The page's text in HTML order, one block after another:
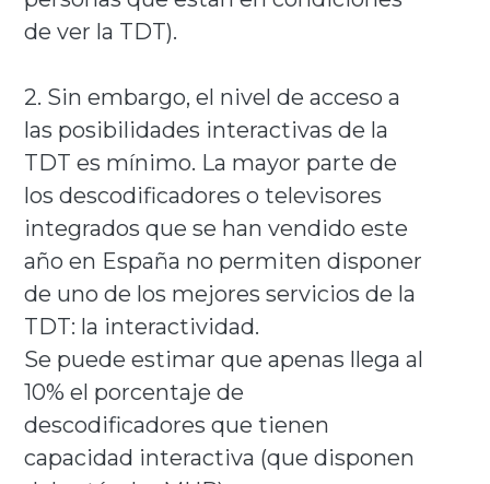
de ver la TDT).
2. Sin embargo, el nivel de acceso a
las posibilidades interactivas de la
TDT es mínimo. La mayor parte de
los descodificadores o televisores
integrados que se han vendido este
año en España no permiten disponer
de uno de los mejores servicios de la
TDT: la interactividad.
Se puede estimar que apenas llega al
10% el porcentaje de
descodificadores que tienen
capacidad interactiva (que disponen